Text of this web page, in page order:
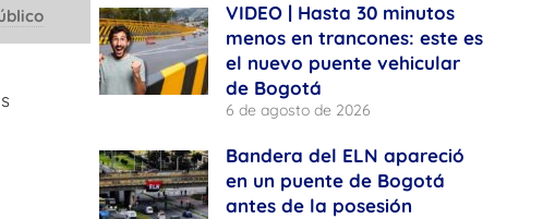
VIDEO | Hasta 30 minutos
menos en trancones: este es
el nuevo puente vehicular
de Bogotá
6 de agosto de 2026
Bandera del ELN apareció
en un puente de Bogotá
antes de la posesión